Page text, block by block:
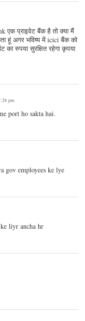
एक प्राइवेट बैंक है तो क्या मैं
हूं अगर भविष्य में icici बैंक को
का रुपया सुरक्षित रहेगा कृपया
pm
port ho sakta hai.
gov employees ke lye
liyr ancha hr